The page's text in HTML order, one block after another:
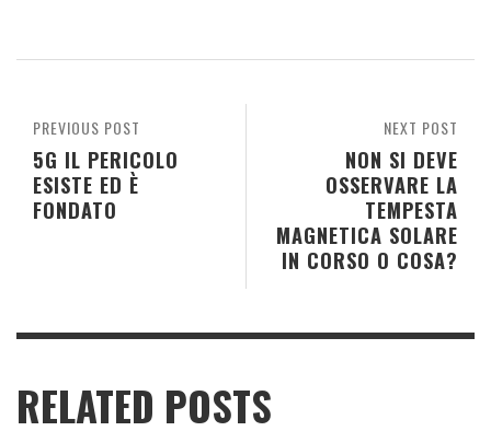
NEXT POST
NON SI DEVE
OSSERVARE LA
TEMPESTA
MAGNETICA SOLARE
IN CORSO O COSA?
PREVIOUS POST
5G IL PERICOLO
ESISTE ED È
FONDATO
RELATED POSTS